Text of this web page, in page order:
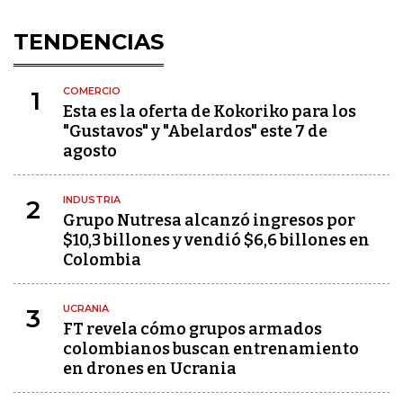
TENDENCIAS
1 COMERCIO
Esta es la oferta de Kokoriko para los
"Gustavos" y "Abelardos" este 7 de
agosto
2 INDUSTRIA
Grupo Nutresa alcanzó ingresos por
$10,3 billones y vendió $6,6 billones en
Colombia
3 UCRANIA
FT revela cómo grupos armados
colombianos buscan entrenamiento
en drones en Ucrania